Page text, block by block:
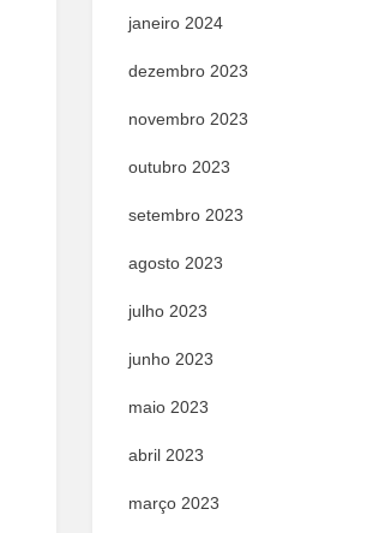
janeiro 2024
dezembro 2023
novembro 2023
outubro 2023
setembro 2023
agosto 2023
julho 2023
junho 2023
maio 2023
abril 2023
março 2023